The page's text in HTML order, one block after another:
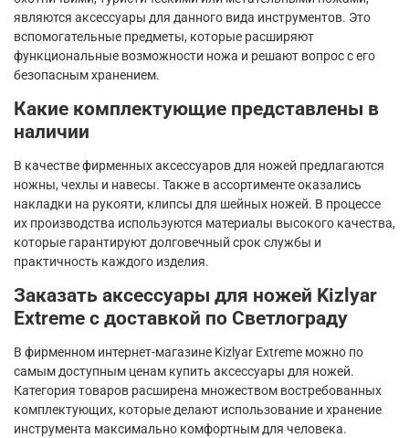
являются аксессуары для данного вида инструментов. Это
вспомогательные предметы, которые расширяют
функциональные возможности ножа и решают вопрос с его
безопасным хранением.
Какие комплектующие представлены в
наличии
В качестве фирменных аксессуаров для ножей предлагаются
ножны, чехлы и навесы. Также в ассортименте оказались
накладки на рукояти, клипсы для шейных ножей. В процессе
их производства используются материалы высокого качества,
которые гарантируют долговечный срок службы и
практичность каждого изделия.
Заказать аксессуары для ножей Kizlyar
Extreme с доставкой по Светлограду
В фирменном интернет-магазине Kizlyar Extreme можно по
самым доступным ценам купить аксессуары для ножей.
Категория товаров расширена множеством востребованных
комплектующих, которые делают использование и хранение
инструмента максимально комфортным для человека.